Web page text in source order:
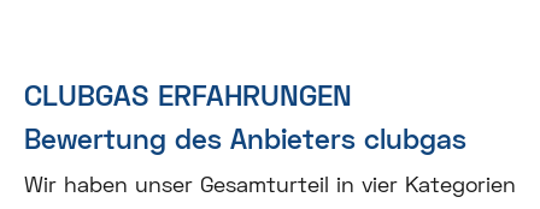
CLUBGAS ERFAHRUNGEN
Bewertung des Anbieters clubgas
Wir haben unser Gesamturteil in vier Kategorien